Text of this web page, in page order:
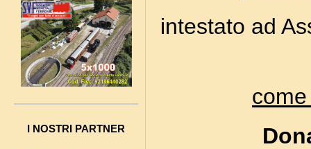
I NOSTRI PARTNER
intestato ad